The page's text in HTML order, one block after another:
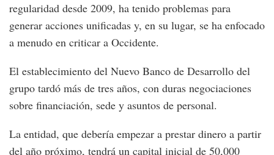
regularidad desde 2009, ha tenido problemas para
generar acciones unificadas y, en su lugar, se ha enfocado
a menudo en criticar a Occidente.
El establecimiento del Nuevo Banco de Desarrollo del
grupo tardó más de tres años, con duras negociaciones
sobre financiación, sede y asuntos de personal.
La entidad, que debería empezar a prestar dinero a partir
del año próximo, tendrá un capital inicial de 50,000